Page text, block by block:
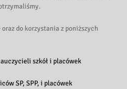
do korzystania z poniższych
szkół i placówek
SP, SPP, i placówek